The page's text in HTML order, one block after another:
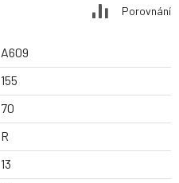
Porovnání
A609
155
70
R
13